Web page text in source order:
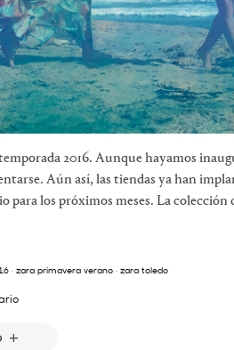
2016. Aunque hayamos
Aún así, las tiendas ya han
para los próximos meses. La colección
· zara primavera verano· zara toledo